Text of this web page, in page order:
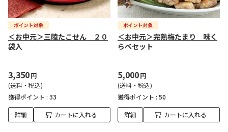
＜お中元＞三陸たこせん ２０
袋入
3,350円
(送料・税込)
獲得ポイント : 33
詳細 カートに入れる
＜お中元＞完熟梅たまり 味く
らべセット
5,000円
(送料・税込)
獲得ポイント : 50
詳細 カートに入れる